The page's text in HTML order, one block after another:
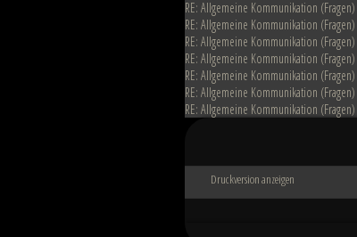
RE: Allgemeine Kommunikation (Fragen)
RE: Allgemeine Kommunikation (Fragen)
RE: Allgemeine Kommunikation (Fragen)
RE: Allgemeine Kommunikation (Fragen)
RE: Allgemeine Kommunikation (Fragen)
RE: Allgemeine Kommunikation (Fragen)
RE: Allgemeine Kommunikation (Fragen)
Druckversion anzeigen